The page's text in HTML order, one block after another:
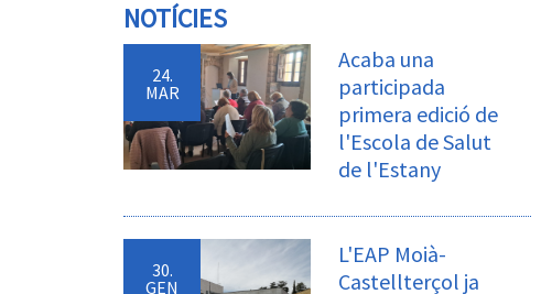
NOTÍCIES
24.
MAR
Acaba una
participada
primera edició de
l'Escola de Salut
de l'Estany
30.
GEN
L'EAP Moià-
Castellterçol ja